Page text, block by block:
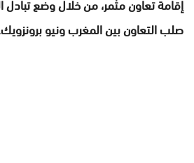
صلب التعاون بين المغرب ونيو